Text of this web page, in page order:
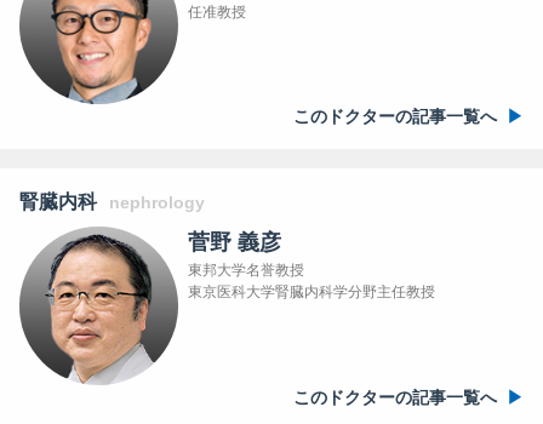
任准教授
このドクターの記事一覧へ
腎臓内科 nephrology
菅野 義彦
東邦大学名誉教授
東京医科大学腎臓内科学分野主任教授
このドクターの記事一覧へ